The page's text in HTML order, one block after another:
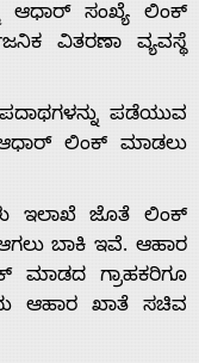
ಆಧಾರ್ ಸಂಖ್ಯೆ ಲಿಂಕ್
ವಿತರಣಾ ವ್ಯವಸ್ಥೆ
ಪಡೆಯುವ
ಲಿಂಕ್ ಮಾಡಲು
ಇಲಾಖೆ ಜೊತೆ ಲಿಂಕ್
ಬಾಕಿ ಇವೆ. ಆಹಾರ
ಮಾಡದ ಗ್ರಾಹಕರಿಗೂ
ಆಹಾರ ಖಾತೆ ಸಚಿವ